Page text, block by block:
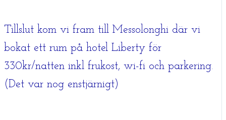
Tillslut kom vi fram till Messolonghi där vi
bokat ett rum på hotel Liberty för
330kr/natten inkl frukost, wi-fi och parkering.
(Det var nog enstjärnigt)